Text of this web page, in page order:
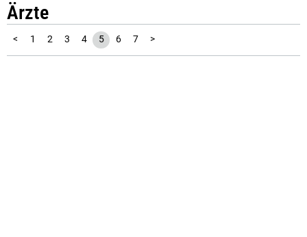
Ärzte
< 1 2 3 4 5 6 7 >